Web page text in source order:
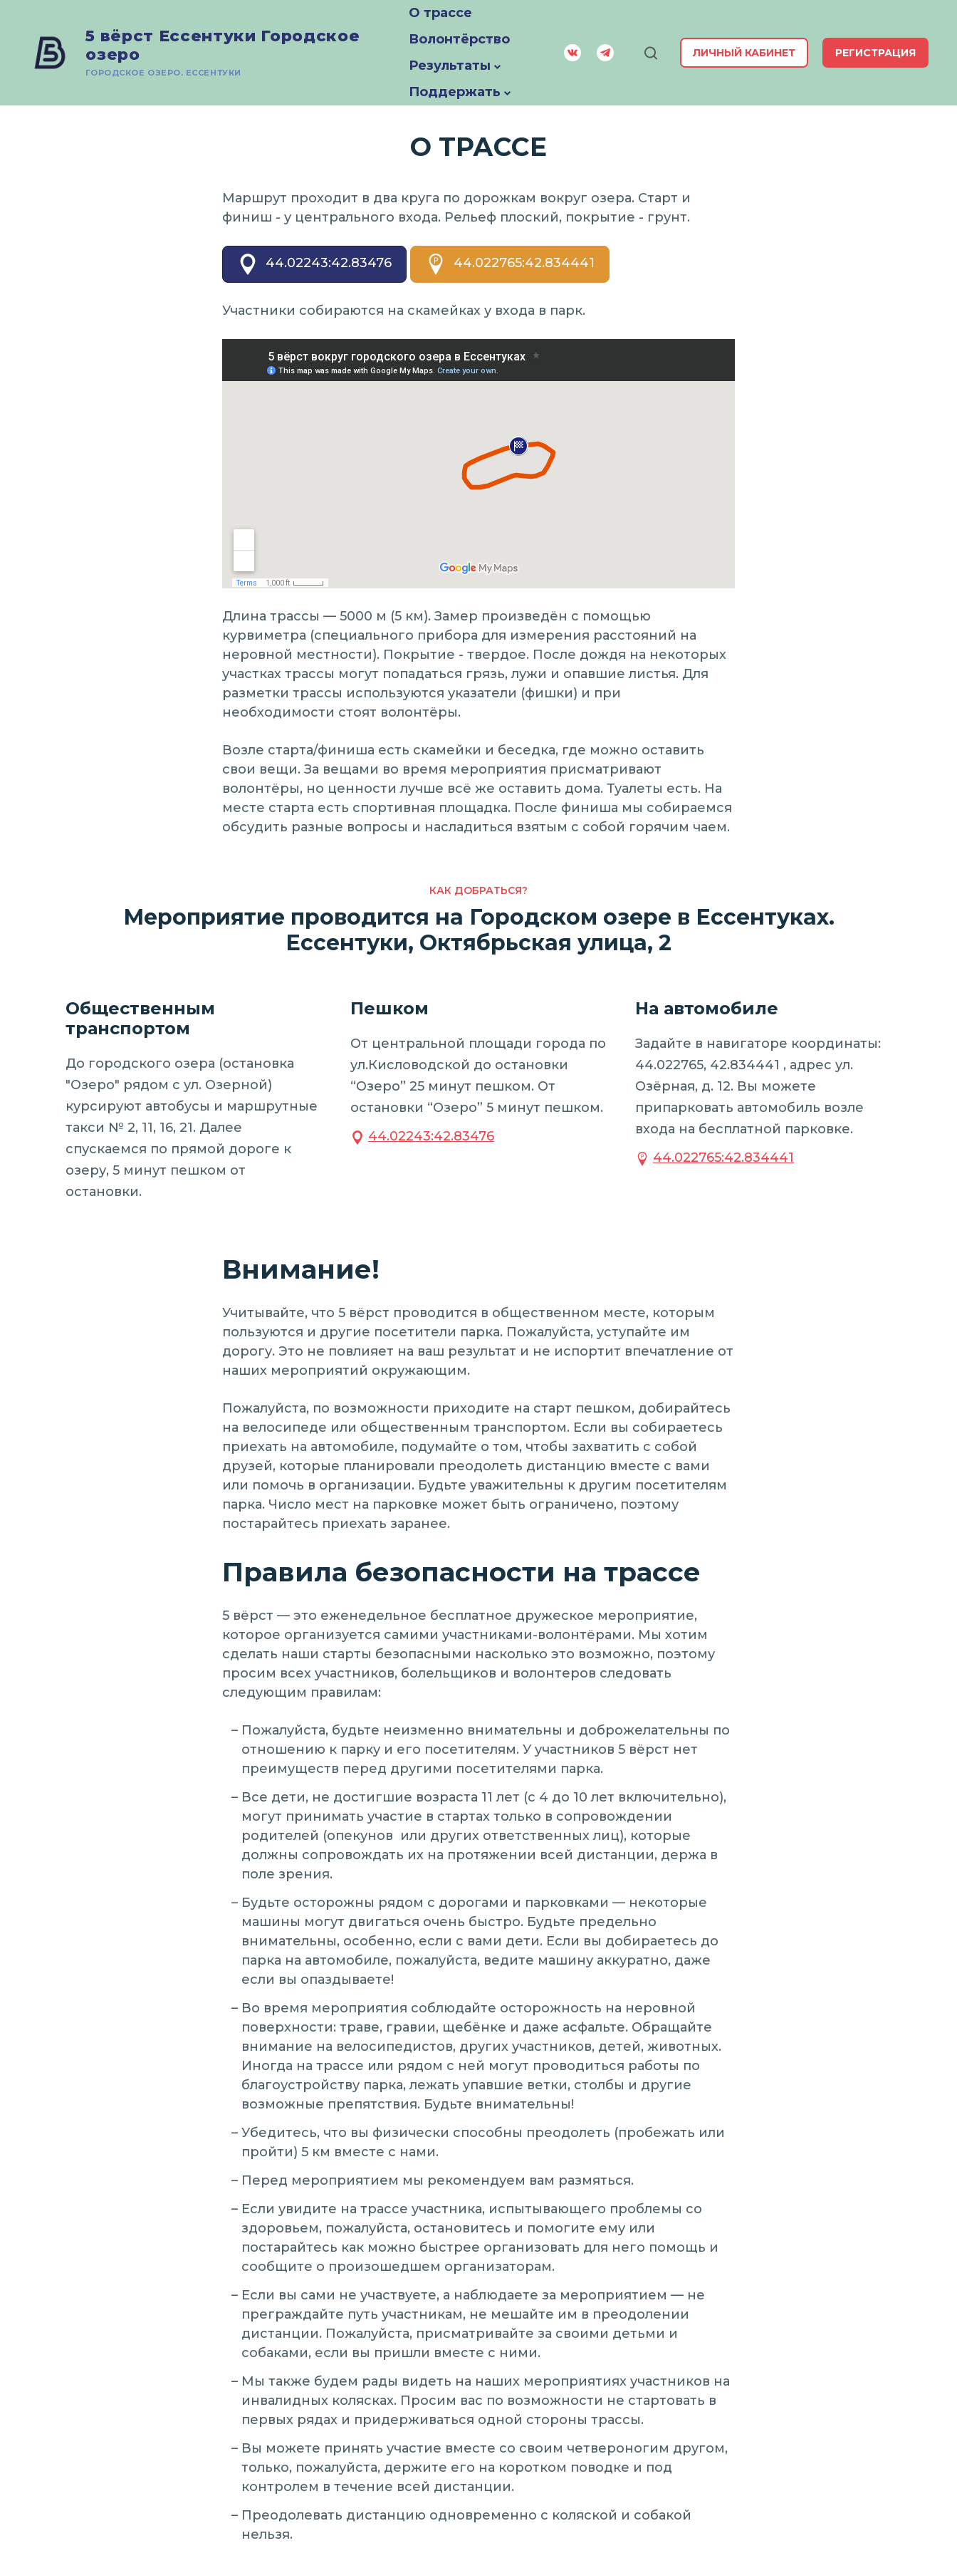
5 вёрст Ессентуки Городское
озеро
ГОРОДСКОЕ ОЗЕРО. ЕССЕНТУКИ
О трассе
Волонтёрство
Результаты
Поддержать
ЛИЧНЫЙ КАБИНЕТ РЕГИСТРАЦИЯ
О ТРАССЕ
Маршрут проходит в два круга по дорожкам вокруг озера. Старт и
финиш - у центрального входа. Рельеф плоский, покрытие - грунт.
44.02243:42.83476 44.022765:42.834441
Участники собираются на скамейках у входа в парк.
Длина трассы — 5000 м (5 км). Замер произведён с помощью
курвиметра (специального прибора для измерения расстояний на
неровной местности). Покрытие - твердое. После дождя на некоторых
участках трассы могут попадаться грязь, лужи и опавшие листья. Для
разметки трассы используются указатели (фишки) и при
необходимости стоят волонтёры.
Возле старта/финиша есть скамейки и беседка, где можно оставить
свои вещи. За вещами во время мероприятия присматривают
волонтёры, но ценности лучше всё же оставить дома. Туалеты есть. На
месте старта есть спортивная площадка. После финиша мы собираемся
обсудить разные вопросы и насладиться взятым с собой горячим чаем.
КАК ДОБРАТЬСЯ?
Мероприятие проводится на Городском озере в Ессентуках.
Ессентуки, Октябрьская улица, 2
Общественным
транспортом
До городского озера (остановка
"Озеро" рядом с ул. Озерной)
курсируют автобусы и маршрутные
такси № 2, 11, 16, 21. Далее
спускаемся по прямой дороге к
озеру, 5 минут пешком от
остановки.
Пешком
От центральной площади города по
ул.Кисловодской до остановки
“Озеро” 25 минут пешком. От
остановки “Озеро” 5 минут пешком.
44.02243:42.83476
На автомобиле
Задайте в навигаторе координаты:
44.022765, 42.834441 , адрес ул.
Озёрная, д. 12. Вы можете
припарковать автомобиль возле
входа на бесплатной парковке.
44.022765:42.834441
Внимание!
Учитывайте, что 5 вёрст проводится в общественном месте, которым
пользуются и другие посетители парка. Пожалуйста, уступайте им
дорогу. Это не повлияет на ваш результат и не испортит впечатление от
наших мероприятий окружающим.
Пожалуйста, по возможности приходите на старт пешком, добирайтесь
на велосипеде или общественным транспортом. Если вы собираетесь
приехать на автомобиле, подумайте о том, чтобы захватить с собой
друзей, которые планировали преодолеть дистанцию вместе с вами
или помочь в организации. Будьте уважительны к другим посетителям
парка. Число мест на парковке может быть ограничено, поэтому
постарайтесь приехать заранее.
Правила безопасности на трассе
5 вёрст — это еженедельное бесплатное дружеское мероприятие,
которое организуется самими участниками-волонтёрами. Мы хотим
сделать наши старты безопасными насколько это возможно, поэтому
просим всех участников, болельщиков и волонтеров следовать
следующим правилам:
Пожалуйста, будьте неизменно внимательны и доброжелательны по
отношению к парку и его посетителям. У участников 5 вёрст нет
преимуществ перед другими посетителями парка.
Все дети, не достигшие возраста 11 лет (с 4 до 10 лет включительно),
могут принимать участие в стартах только в сопровождении
родителей (опекунов или других ответственных лиц), которые
должны сопровождать их на протяжении всей дистанции, держа в
поле зрения.
Будьте осторожны рядом с дорогами и парковками — некоторые
машины могут двигаться очень быстро. Будьте предельно
внимательны, особенно, если с вами дети. Если вы добираетесь до
парка на автомобиле, пожалуйста, ведите машину аккуратно, даже
если вы опаздываете!
Во время мероприятия соблюдайте осторожность на неровной
поверхности: траве, гравии, щебёнке и даже асфальте. Обращайте
внимание на велосипедистов, других участников, детей, животных.
Иногда на трассе или рядом с ней могут проводиться работы по
благоустройству парка, лежать упавшие ветки, столбы и другие
возможные препятствия. Будьте внимательны!
Убедитесь, что вы физически способны преодолеть (пробежать или
пройти) 5 км вместе с нами.
Перед мероприятием мы рекомендуем вам размяться.
Если увидите на трассе участника, испытывающего проблемы со
здоровьем, пожалуйста, остановитесь и помогите ему или
постарайтесь как можно быстрее организовать для него помощь и
сообщите о произошедшем организаторам.
Если вы сами не участвуете, а наблюдаете за мероприятием — не
преграждайте путь участникам, не мешайте им в преодолении
дистанции. Пожалуйста, присматривайте за своими детьми и
собаками, если вы пришли вместе с ними.
Мы также будем рады видеть на наших мероприятиях участников на
инвалидных колясках. Просим вас по возможности не стартовать в
первых рядах и придерживаться одной стороны трассы.
Вы можете принять участие вместе со своим четвероногим другом,
только, пожалуйста, держите его на коротком поводке и под
контролем в течение всей дистанции.
Преодолевать дистанцию одновременно с коляской и собакой
нельзя.